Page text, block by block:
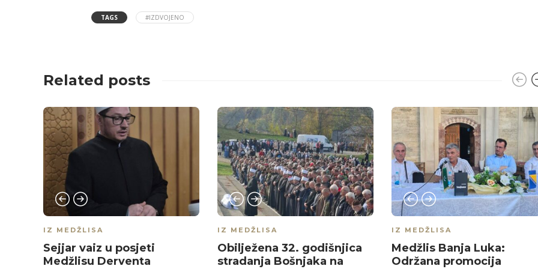
TAGS #IZDVOJENO
Related posts
IZ MEDŽLISA
Sejjar vaiz u posjeti
Medžlisu Derventa
IZ MEDŽLISA
Obilježena 32. godišnjica
stradanja Bošnjaka na
IZ MEDŽLISA
Medžlis Banja Luka:
Održana promocija